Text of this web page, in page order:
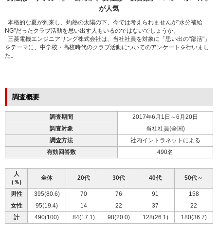
が人気
本格的な夏が到来し、灼熱の太陽の下、今では考えられませんが"水分補給
NG"だったクラブ活動を思い出す人もいるのではないでしょうか。
三菱電機エンジニアリング株式会社は、当社社員を対象に「思い出の"部活"」
をテーマに、中学校・高校時代のクラブ活動についてのアンケートを行いまし
た。
調査概要
調査期間
2017年6月1日～6月20日
調査対象
当社社員(全国)
調査方法
社内イントラネットによる
有効回答数
490名
人
(％)
全体 20代 30代 40代 50代～
男性 395(80.6) 70 76 91
158
女性
95(19.4) 14 22 37
22
計
490(100) 84(17.1) 98(20.0) 128(26.1) 180(36.7)